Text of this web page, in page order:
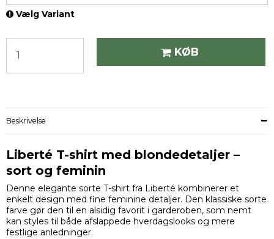
Vælg Variant
KØB
Beskrivelse
Liberté T-shirt med blondedetaljer –
sort og feminin
Denne elegante sorte T-shirt fra Liberté kombinerer et
enkelt design med fine feminine detaljer. Den klassiske sorte
farve gør den til en alsidig favorit i garderoben, som nemt
kan styles til både afslappede hverdagslooks og mere
festlige anledninger.